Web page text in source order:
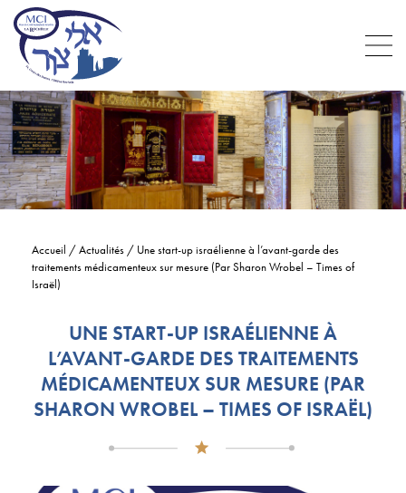
Accueil /Actualités / Une start-up israélienne à l’avant-garde des
traitements médicamenteux sur mesure (Par Sharon Wrobel – Times of
Israël)
UNE START-UP ISRAÉLIENNE À
L’AVANT-GARDE DES TRAITEMENTS
MÉDICAMENTEUX SUR MESURE (PAR
SHARON WROBEL – TIMES OF ISRAËL)